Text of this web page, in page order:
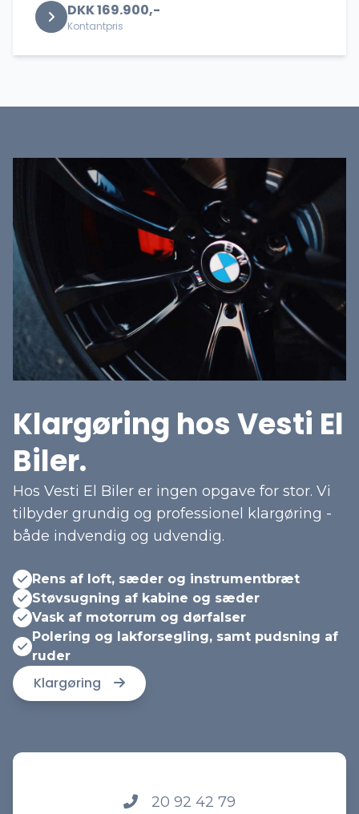
DKK 169.900,-
Kontantpris
Klargøring hos Vesti El
Biler.
Hos Vesti El Biler er ingen opgave for stor. Vi
tilbyder grundig og professionel klargøring -
både indvendig og udvendig.
Rens af loft, sæder og instrumentbræt
Støvsugning af kabine og sæder
Vask af motorrum og dørfalser
Polering og lakforsegling, samt pudsning af
ruder
Klargøring
20 92 42 79